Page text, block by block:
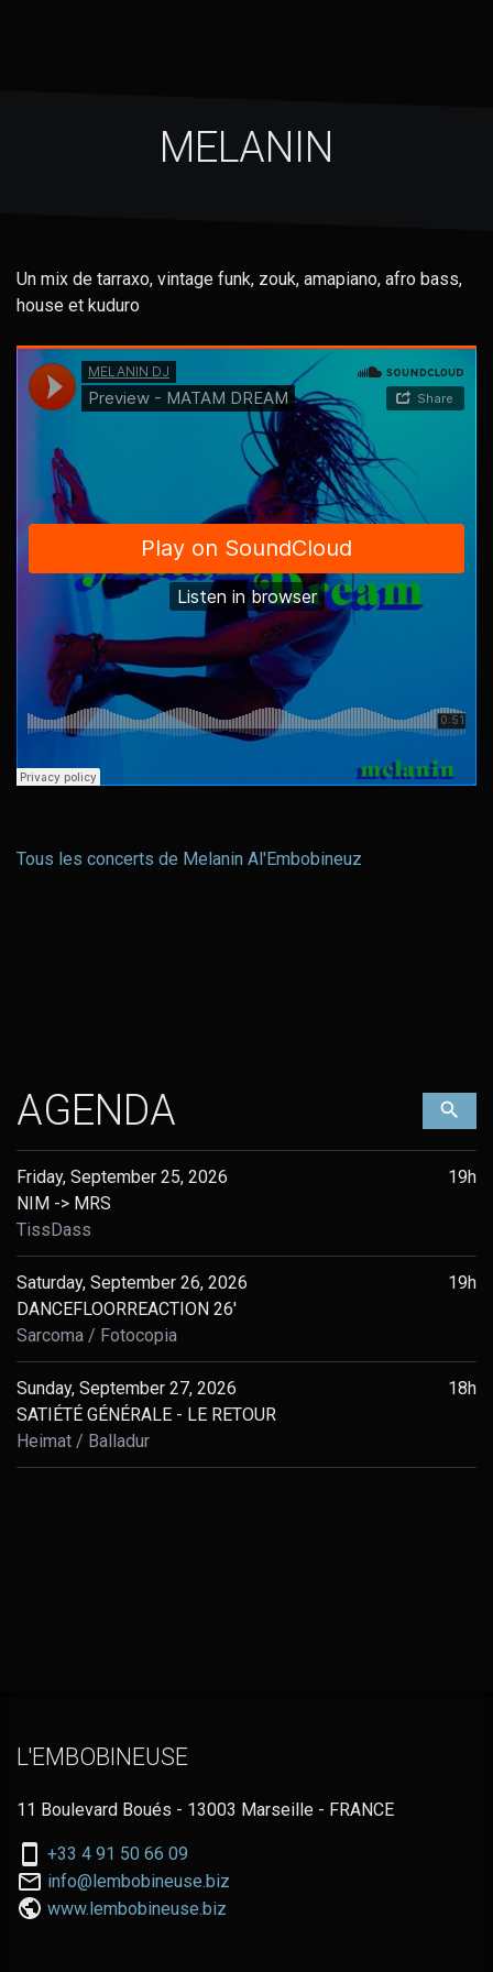
MELANIN
Un mix de tarraxo, vintage funk, zouk, amapiano, afro bass,
house et kuduro
Tous les concerts de Melanin Al'Embobineuz
AGENDA
Friday, September 25, 2026
19h
NIM -> MRS
TissDass
Saturday, September 26, 2026
19h
DANCEFLOORREACTION 26'
Sarcoma
Fotocopia
Sunday, September 27, 2026
18h
SATIÉTÉ GÉNÉRALE - LE RETOUR
Heimat
Balladur
L'EMBOBINEUSE
11 Boulevard Boués - 13003 Marseille - FRANCE
Nous
téléphoner
au:
+33 4 91 50 66 09
Nous
contacter
info@lembobineuse.biz
www.lembobineuse.biz